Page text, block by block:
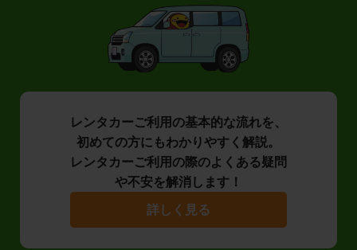
レンタカーご利用の基本的な流れを、
初めての方にもわかりやすく解説。
レンタカーご利用の際のよくある疑問
や不安を解消します！
詳しく見る